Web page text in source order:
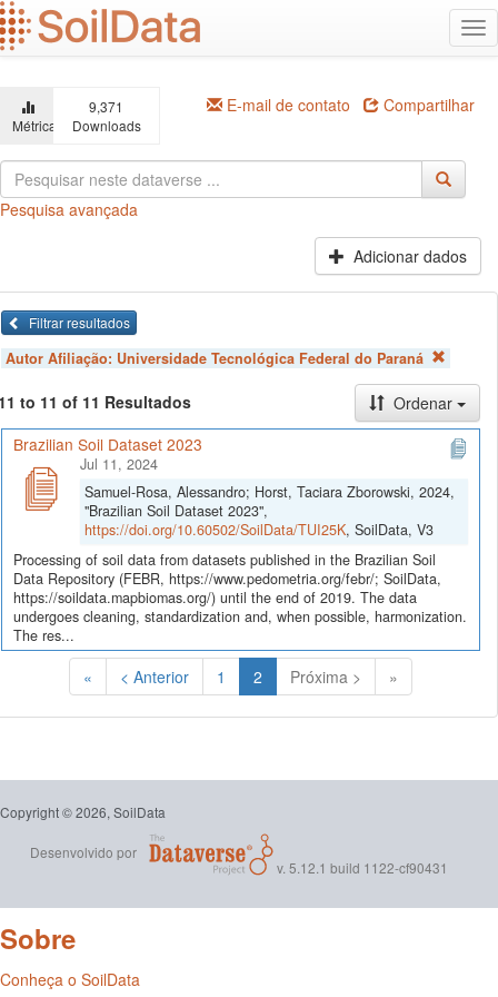
Ir
para
o
principal
Métricas
9,371
Downloads
E-mail de contato Compartilhar
Pesquisa avançada
Adicionar dados
Filtrar resultados
Autor Afiliação: Universidade Tecnológica Federal do Paraná
to 11 of 11 Resultados
Ordenar
Brazilian Soil Dataset 2023
Jul 11, 2024
Samuel-Rosa, Alessandro; Horst, Taciara Zborowski, 2024,
"Brazilian Soil Dataset 2023",
https://doi.org/10.60502/SoilData/TUI25K, SoilData, V3
Processing of soil data from datasets published in the Brazilian Soil
Data Repository (FEBR, https://www.pedometria.org/febr/; SoilData,
https://soildata.mapbiomas.org/) until the end of 2019. The data
undergoes cleaning, standardization and, when possible, harmonization.
The res...
« < Anterior 1 2 (Atual)Próxima > »
Copyright © 2026, SoilData
Desenvolvido por
v. 5.12.1 build 1122-cf90431
Sobre
Conheça o SoilData